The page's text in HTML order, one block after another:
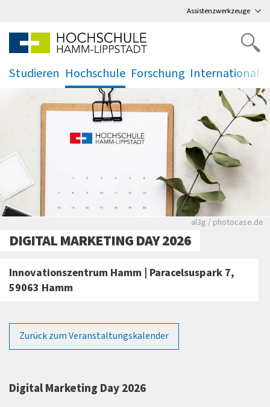
Assistenzwerkzeuge
Studieren Hochschule
.
Forschung
.
Rote leere
al3g / photocase.de
DIGITAL MARKETING DAY 2026
Innovationszentrum Hamm | Paracelsuspark 7,
59063 Hamm
Zurück zum Veranstaltungskalender
Digital Marketing Day 2026